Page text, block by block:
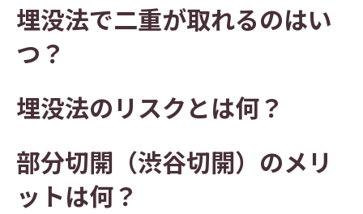
埋没法で二重が取れるのはい
つ？
埋没法のリスクとは何？
部分切開（渋谷切開）のメリ
ットは何？